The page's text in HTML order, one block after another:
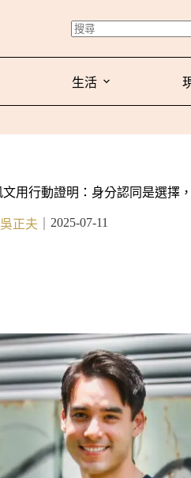
生活
用行動證明：身分認同是選擇
吳正夫 2025-07-11